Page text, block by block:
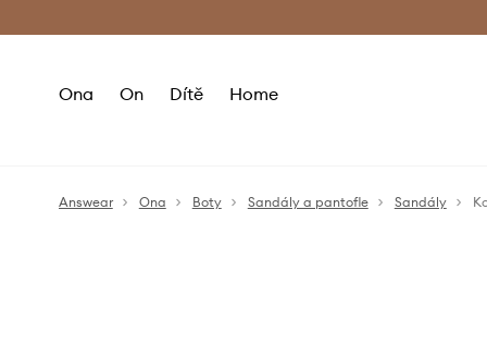
Ona On Dítě Home
Answear Ona Boty Sandály a pantofle Sandály